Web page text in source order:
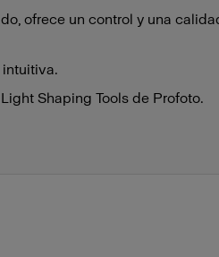
ofrece un control y una
Shaping Tools de Profoto.